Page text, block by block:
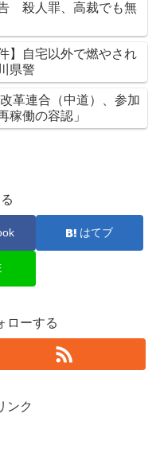
殺人罪、高裁でも無
】自宅以外で燃やされ
県警
改革連合（中道）、参加
稼働の容認」
はてブ
ローする
ンク